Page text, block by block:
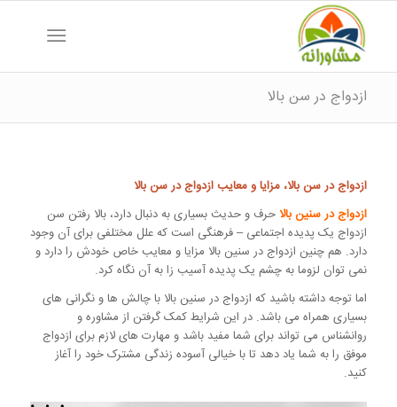
ازدواج در سن بالا
ازدواج در سن بالا، مزایا و معایب ازدواج در سن بالا
ازدواج در سنین بالاحرف و حدیث بسیاری به دنبال دارد، بالا رفتن سن
ازدواج یک پدیده اجتماعی – فرهنگی است که علل مختلفی برای آن وجود
دارد. هم چنین ازدواج در سنین بالا مزایا و معایب خاص خودش را دارد و
نمی توان لزوما به چشم یک پدیده آسیب زا به آن نگاه کرد.
اما توجه داشته باشید که ازدواج در سنین بالا با چالش ها و نگرانی های
بسیاری همراه می باشد. در این شرایط کمک گرفتن از مشاوره و
روانشناس می تواند برای شما مفید باشد و مهارت های لازم برای ازدواج
موفق را به شما یاد دهد تا با خیالی آسوده زندگی مشترک خود را آغاز
کنید.